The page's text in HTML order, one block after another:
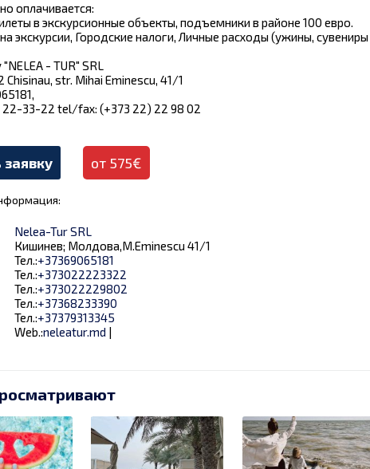
оплачивается:
в экскурсионные объекты, подъемники в районе 100 евро.
экскурсии, Городские налоги, Личные расходы (ужины, сувениры
- TUR" SRL
Chisinau, str. Mihai Eminescu, 41/1
22-33-22 tel/fax: (+373 22) 22 98 02
заявку от 575€
Nelea-Tur SRL
Кишинев; Молдова,M.Eminescu 41/1
Тел.:+37369065181
Тел.:+373022223322
Тел.:+373022229802
Тел.:+37368233390
Тел.:+37379313345
Web.:neleatur.md |